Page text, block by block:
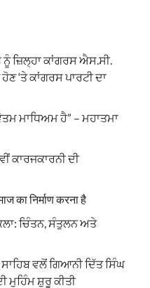
ਜ਼ਿਲ੍ਹਾ ਕਾਂਗਰਸ ਐਸ.ਸੀ.
‘ਤੇ ਕਾਂਗਰਸ ਪਾਰਟੀ ਦਾ
ਮਾਧਿਅਮ ਹੈ” – ਮਹਾਤਮਾ
ਕਾਰਜਕਾਰਨੀ ਦੀ
का निर्माण करना है
ਚਿੰਤਨ, ਸੰਤੁਲਨ ਅਤੇ
ਵਲੋਂ ਗਿਆਨੀ ਦਿੱਤ ਸਿੰਘ
ਮੁਹਿੰਮ ਸ਼ੁਰੂ ਕੀਤੀ